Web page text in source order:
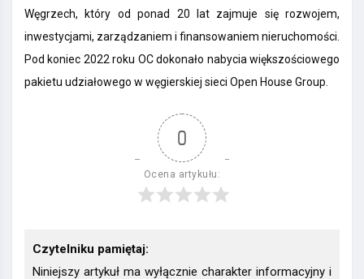
Węgrzech, który od ponad 20 lat zajmuje się rozwojem,
inwestycjami, zarządzaniem i finansowaniem nieruchomości.
Pod koniec 2022 roku OC dokonało nabycia większościowego
pakietu udziałowego w węgierskiej sieci Open House Group.
0
Ocena artykułu:
Czytelniku pamiętaj:
Niniejszy artykuł ma wyłącznie charakter informacyjny i